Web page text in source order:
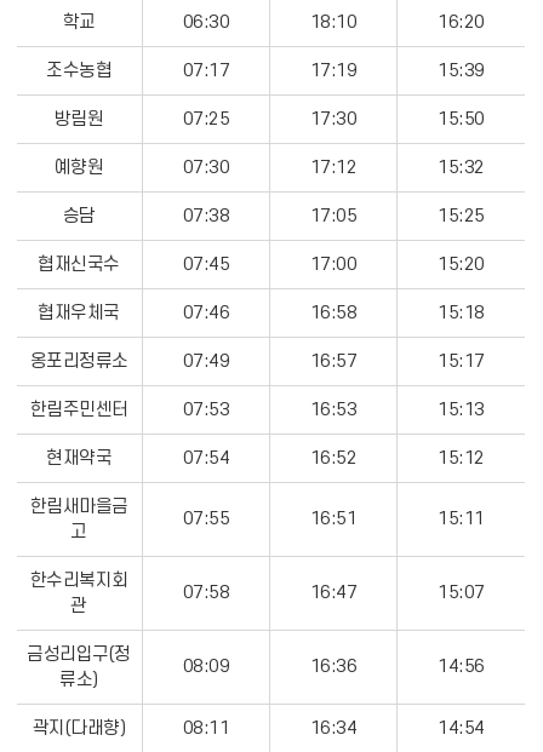
차
시
하
간,
일,
요
지
막
의
학교 06:30 18:10 16:20
조수농협 07:17 17:19 15:39
방림원 07:25 17:30 15:50
예향원 07:30 17:12 15:32
승담 07:38 17:05 15:25
협재신국수 07:45 17:00 15:20
협재우체국 07:46 16:58 15:18
옹포리정류소 07:49 16:57 15:17
한림주민센터 07:53 16:53 15:13
현재약국 07:54 16:52 15:12
한림새마을금
고
07:55 16:51 15:11
한수리복지회
관
07:58 16:47 15:07
금성리입구(정
류소)
08:09 16:36 14:56
곽지(다래향) 08:11 16:34 14:54